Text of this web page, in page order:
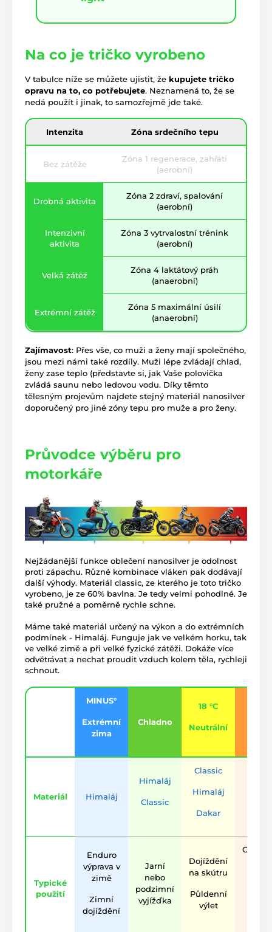
Na co je tričko vyrobeno
V tabulce níže se můžete ujistit, že kupujete tričko
opravu na to, co potřebujete. Neznamená to, že se
nedá použít i jinak, to samozřejmě jde také.
Intenzita Zóna srdečního tepu
Bez zátěže
Zóna 1 regenerace, zahřátí
(aerobní)
Drobná aktivita
Zóna 2 zdraví, spalování
(aerobní)
Intenzivní
aktivita
Zóna 3 vytrvalostní trénink
(aerobní)
Velká zátěž
Zóna 4 laktátový práh
(anaerobní)
Extrémní zátěž
Zóna 5 maximální úsilí
(anaerobní)
Zajímavost: Přes vše, co muži a ženy mají společného,
jsou mezi námi také rozdíly. Muži lépe zvládají chlad,
ženy zase teplo (představte si, jak Vaše polovička
zvládá saunu nebo ledovou vodu. Díky těmto
tělesným projevům najdete stejný materiál nanosilver
doporučený pro jiné zóny tepu pro muže a pro ženy.
Průvodce výběru pro
motorkáře
Nejžádanější funkce oblečení nanosilver je odolnost
proti zápachu. Různé kombinace vláken pak dodávají
další výhody. Materiál classic, ze kterého je toto tričko
vyrobeno, je ze 60% bavlna. Je tedy velmi pohodlné. Je
také pružné a poměrně rychle schne.
Máme také materiál určený na výkon a do extrémních
podmínek - Himaláj. Funguje jak ve velkém horku, tak
ve velké zimě a při velké fyzické zátěži. Dokáže více
odvětrávat a nechat proudit vzduch kolem těla, rychleji
schnout.
MINUS°
Extrémní
zima
Chladno
18 °C
Neutrální
Materiál Himaláj
Himaláj
Classic
Classic
Himaláj
Dakar
Typické
použití
Enduro
výprava v
zimě
Zimní
dojíždění
Jarní
nebo
podzimní
vyjížďka
Dojíždění
na skútru
Půldenní
výlet